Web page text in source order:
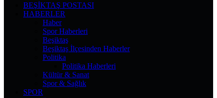
BEŞIKTAŞ POSTASI
HABERLER
Haber
Spor Haberleri
Beşiktaş
Beşiktaş İlçesinden Haberler
Politika
Politika Haberleri
Kültür & Sanat
Spor & Sağlık
SPOR